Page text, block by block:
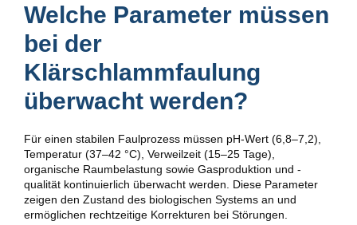
Welche Parameter müssen
bei der
Klärschlammfaulung
überwacht werden?
Für einen stabilen Faulprozess müssen pH-Wert (6,8–7,2),
Temperatur (37–42 °C), Verweilzeit (15–25 Tage),
organische Raumbelastung sowie Gasproduktion und -
qualität kontinuierlich überwacht werden. Diese Parameter
zeigen den Zustand des biologischen Systems an und
ermöglichen rechtzeitige Korrekturen bei Störungen.